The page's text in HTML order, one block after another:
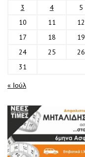
3
4 5
10
11 12
17
18 19
24
25 26
31
« Ιούλ